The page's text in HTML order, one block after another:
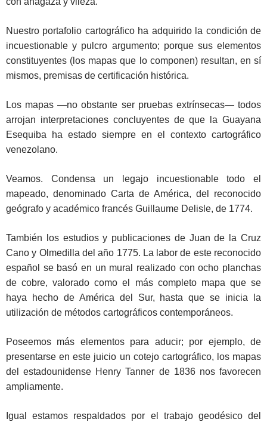
Nuestro portafolio cartográfico ha adquirido la condición de
incuestionable y pulcro argumento; porque sus elementos
constituyentes (los mapas que lo componen) resultan, en sí
mismos, premisas de certificación histórica.
Los mapas —no obstante ser pruebas extrínsecas— todos
arrojan interpretaciones concluyentes de que la Guayana
Esequiba ha estado siempre en el contexto cartográfico
venezolano.
Veamos. Condensa un legajo incuestionable todo el
mapeado, denominado Carta de América, del reconocido
geógrafo y académico francés Guillaume Delisle, de 1774.
También los estudios y publicaciones de Juan de la Cruz
Cano y Olmedilla del año 1775. La labor de este reconocido
español se basó en un mural realizado con ocho planchas
de cobre, valorado como el más completo mapa que se
haya hecho de América del Sur, hasta que se inicia la
utilización de métodos cartográficos contemporáneos.
Poseemos más elementos para aducir; por ejemplo, de
presentarse en este juicio un cotejo cartográfico, los mapas
del estadounidense Henry Tanner de 1836 nos favorecen
ampliamente.
Igual estamos respaldados por el trabajo geodésico del